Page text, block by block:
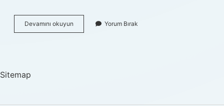
Devamını okuyun Ozleştik
Ne
Yorum Bırak
Sitemap